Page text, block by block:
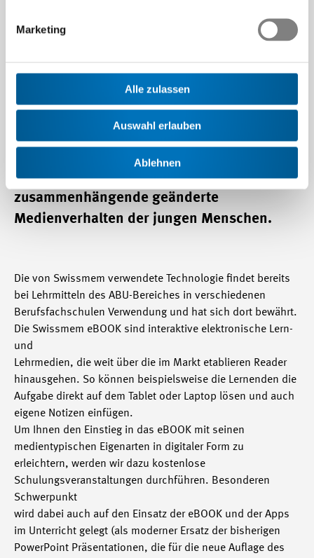
Marketing
Alle zulassen
Auswahl erlauben
Ablehnen
11.04.2014
Mit dem neuen Angebot von interaktiven
eBOOK (Lehrer- und Schülerausgaben)
reagiert Swissmem auf die starke
Entwicklung der letzten Jahre im Bereich
der Informationstechnologie und das damit
zusammenhängende geänderte
Medienverhalten der jungen Menschen.
Die von Swissmem verwendete Technologie findet bereits
bei Lehrmitteln des ABU-Bereiches in verschiedenen
Berufsfachschulen Verwendung und hat sich dort bewährt.
Die Swissmem eBOOK sind interaktive elektronische Lern-
und
Lehrmedien, die weit über die im Markt etablieren Reader
hinausgehen. So können beispielsweise die Lernenden die
Aufgabe direkt auf dem Tablet oder Laptop lösen und auch
eigene Notizen einfügen.
Um Ihnen den Einstieg in das eBOOK mit seinen
medientypischen Eigenarten in digitaler Form zu
erleichtern, werden wir dazu kostenlose
Schulungsveranstaltungen durchführen. Besonderen
Schwerpunkt
wird dabei auch auf den Einsatz der eBOOK und der Apps
im Unterricht gelegt (als moderner Ersatz der bisherigen
PowerPoint Präsentationen, die für die neue Auflage des